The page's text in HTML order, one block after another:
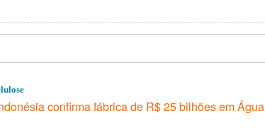
confirma fábrica de R$ 25 bilhões em Água